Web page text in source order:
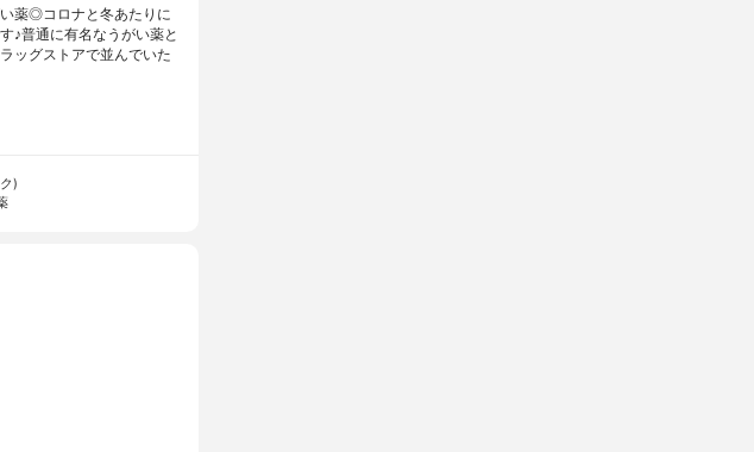
薬◎コロナと冬あたりに
♪普通に有名なうがい薬と
ッグストアで並んでいた
)